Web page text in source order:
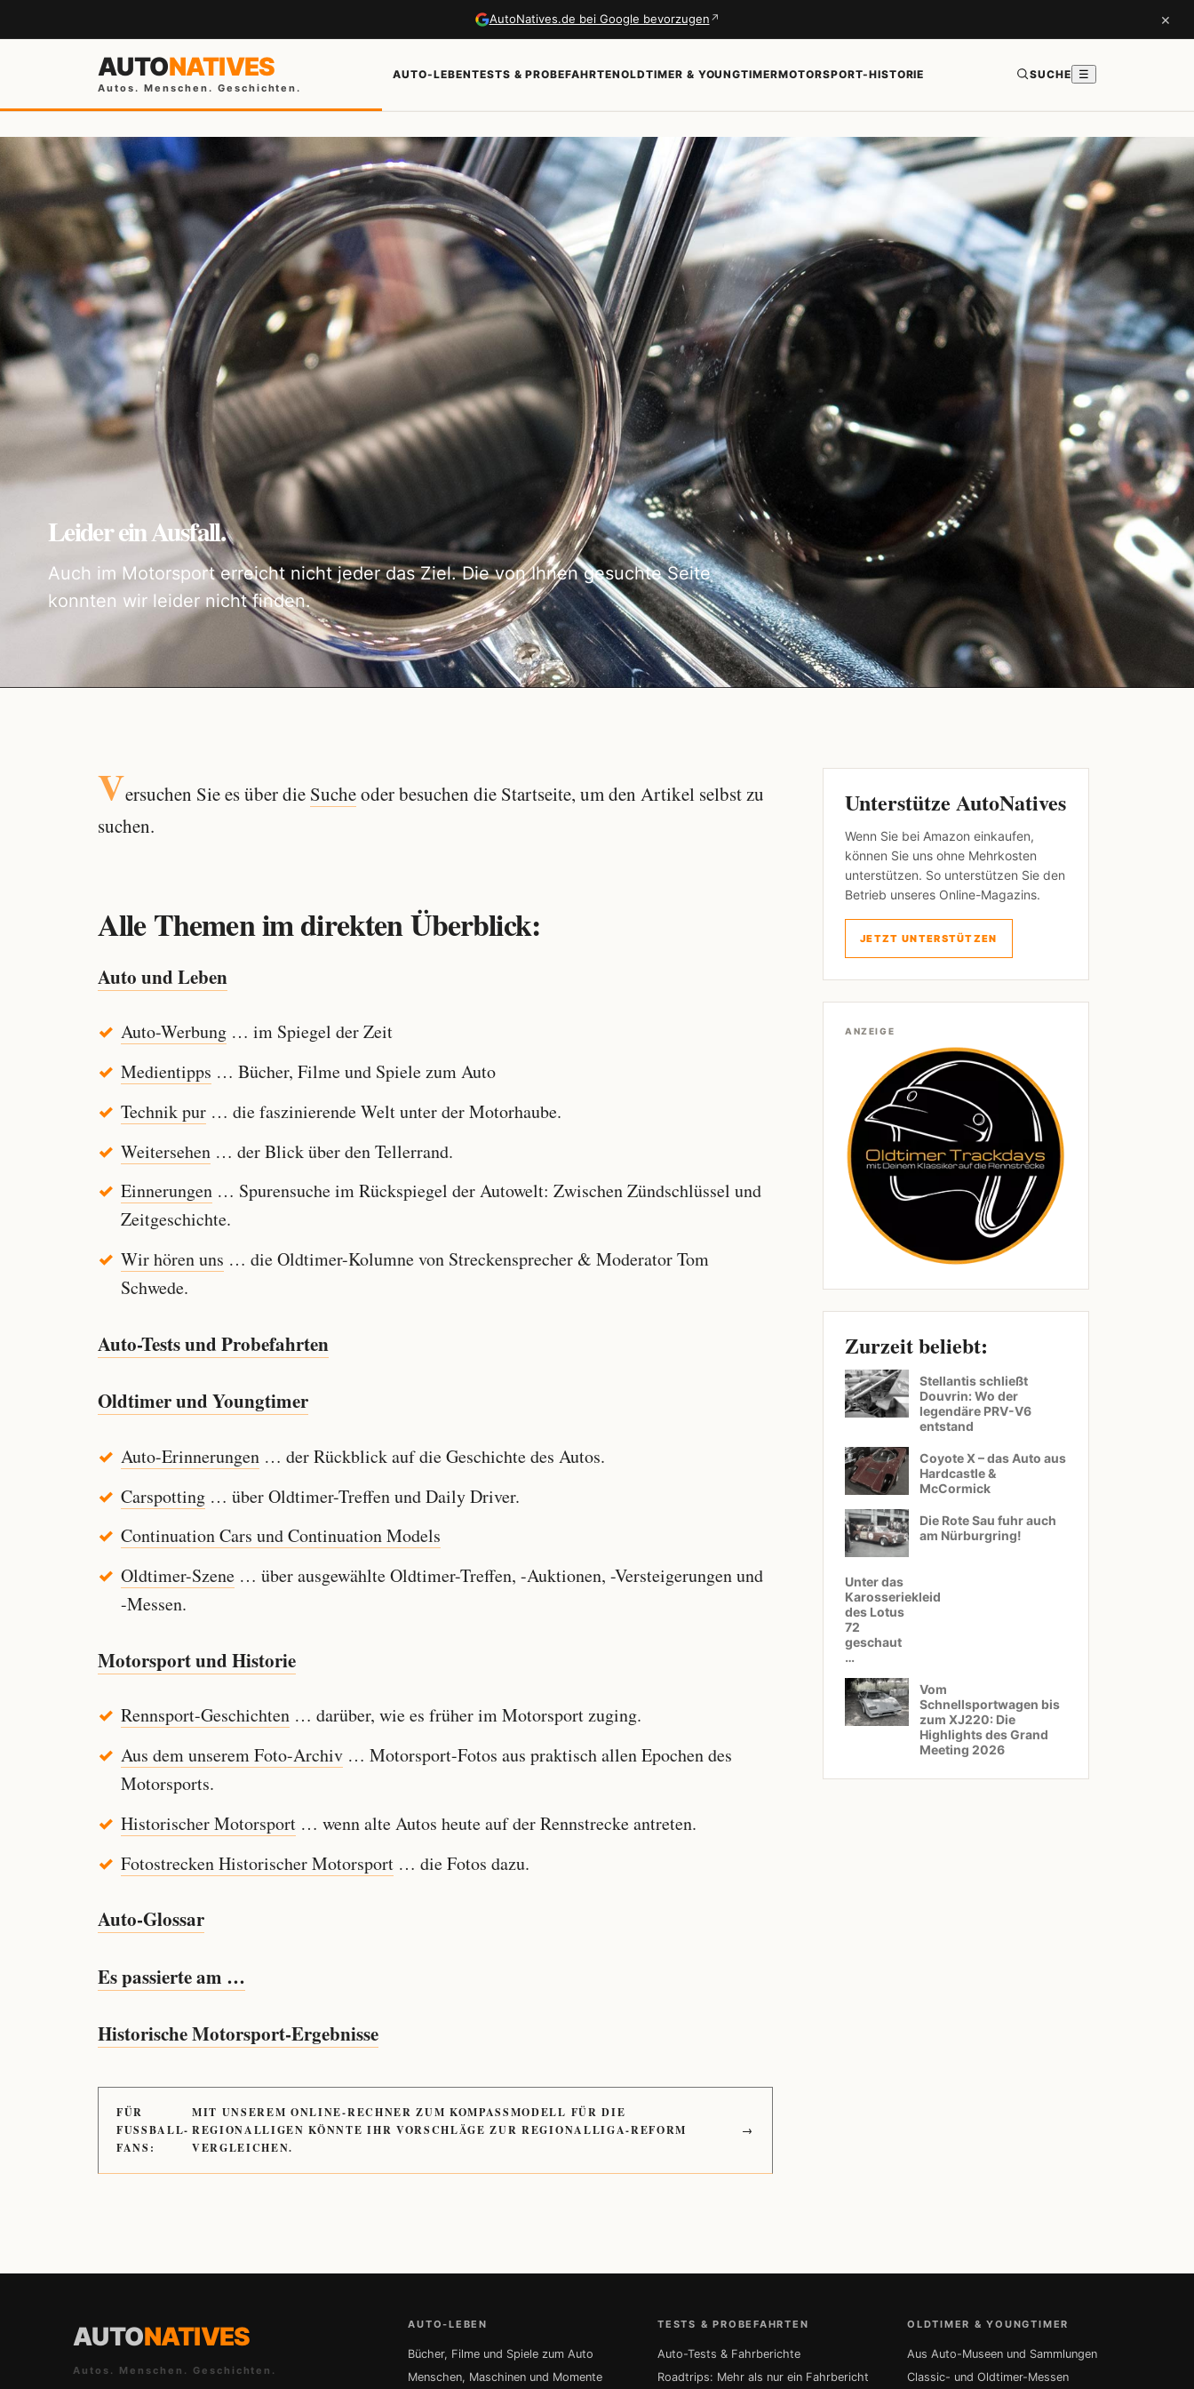
AutoNatives.de bei Google bevorzugen ↗ ×
AUTONATIVES
Autos. Menschen. Geschichten.
AUTO-LEBENTESTS & PROBEFAHRTENOLDTIMER & YOUNGTIMERMOTORSPORT-HISTORIE SUCHE ☰
Leider ein Ausfall.
Auch im Motorsport erreicht nicht jeder das Ziel. Die von Ihnen gesuchte Seite
konnten wir leider nicht finden.
Versuchen Sie es über die Sucheoder besuchen die Startseite, um den Artikel selbst zu
suchen.
Alle Themen im direkten Überblick:
Auto und Leben
Auto-Werbung… im Spiegel der Zeit
Medientipps … Bücher, Filme und Spiele zum Auto
Technik pur… die faszinierende Welt unter der Motorhaube.
Weitersehen… der Blick über den Tellerrand.
Einnerungen… Spurensuche im Rückspiegel der Autowelt: Zwischen Zündschlüssel und
Zeitgeschichte.
Wir hören uns … die Oldtimer-Kolumne von Streckensprecher & Moderator Tom
Schwede.
Auto-Tests und Probefahrten
Oldtimer und Youngtimer
Auto-Erinnerungen… der Rückblick auf die Geschichte des Autos.
Carspotting… über Oldtimer-Treffen und Daily Driver.
Continuation Cars und Continuation Models
Oldtimer-Szene… über ausgewählte Oldtimer-Treffen, -Auktionen, -Versteigerungen und
-Messen.
Motorsport und Historie
Rennsport-Geschichten… darüber, wie es früher im Motorsport zuging.
Aus dem unserem Foto-Archiv… Motorsport-Fotos aus praktisch allen Epochen des
Motorsports.
Historischer Motorsport… wenn alte Autos heute auf der Rennstrecke antreten.
Fotostrecken Historischer Motorsport… die Fotos dazu.
Auto-Glossar
Es passierte am …
Historische Motorsport-Ergebnisse
FÜR
FUSSBALL-
FANS:
MIT UNSEREM ONLINE-RECHNER ZUM KOMPASSMODELL FÜR DIE
REGIONALLIGEN KÖNNTE IHR VORSCHLÄGE ZUR REGIONALLIGA-REFORM
VERGLEICHEN.
→
Unterstütze AutoNatives
Wenn Sie bei Amazon einkaufen,
können Sie uns ohne Mehrkosten
unterstützen. So unterstützen Sie den
Betrieb unseres Online-Magazins.
JETZT UNTERSTÜTZEN
ANZEIGE
Zurzeit beliebt:
Stellantis schließt
Douvrin: Wo der
legendäre PRV-V6
entstand
Coyote X – das Auto aus
Hardcastle &
McCormick
Die Rote Sau fuhr auch
am Nürburgring!
Unter das
Karosseriekleid
des Lotus
72
geschaut
…
Vom
Schnellsportwagen bis
zum XJ220: Die
Highlights des Grand
Meeting 2026
AUTONATIVES
Autos. Menschen. Geschichten.
AUTO-LEBEN
Bücher, Filme und Spiele zum Auto
Menschen, Maschinen und Momente
TESTS & PROBEFAHRTEN
Auto-Tests & Fahrberichte
Roadtrips: Mehr als nur ein Fahrbericht
OLDTIMER & YOUNGTIMER
Aus Auto-Museen und Sammlungen
Classic- und Oldtimer-Messen